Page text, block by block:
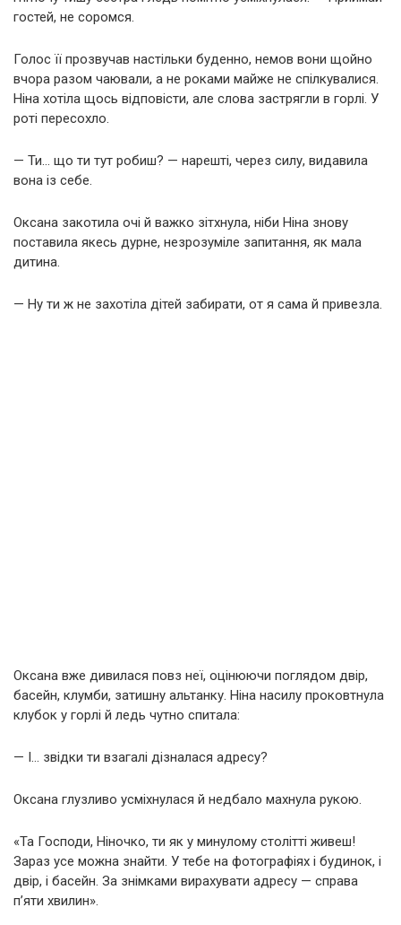
гостей, не соромся.
Голос її прозвучав настільки буденно, немов вони щойно
вчора разом чаювали, а не роками майже не спілкувалися.
Ніна хотіла щось відповісти, але слова застрягли в горлі. У
роті пересохло.
— Ти… що ти тут робиш? — нарешті, через силу, видавила
вона із себе.
Оксана закотила очі й важко зітхнула, ніби Ніна знову
поставила якесь дурне, незрозуміле запитання, як мала
дитина.
— Ну ти ж не захотіла дітей забирати, от я сама й привезла.
Оксана вже дивилася повз неї, оцінюючи поглядом двір,
басейн, клумби, затишну альтанку. Ніна насилу проковтнула
клубок у горлі й ледь чутно спитала:
— І… звідки ти взагалі дізналася адресу?
Оксана глузливо усміхнулася й недбало махнула рукою.
«Та Господи, Ніночко, ти як у минулому столітті живеш!
Зараз усе можна знайти. У тебе на фотографіях і будинок, і
двір, і басейн. За знімками вирахувати адресу — справа
п’яти хвилин».